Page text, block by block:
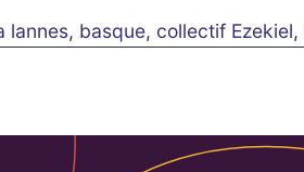
lannes, basque, collectif Ezekiel,